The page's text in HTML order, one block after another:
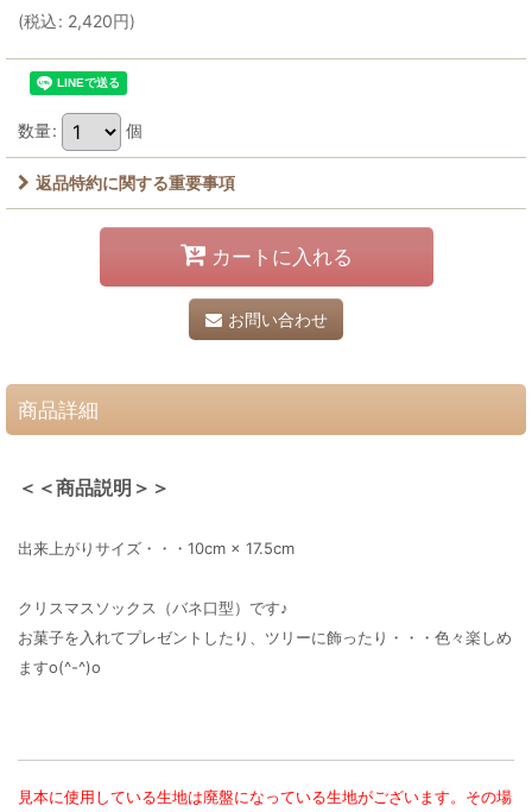
(税込: 2,420円)
数量: 個
返品特約に関する重要事項
カートに入れる
お問い合わせ
商品詳細
＜＜商品説明＞＞
出来上がりサイズ・・・10cm × 17.5cm
クリスマスソックス（バネ口型）です♪
お菓子を入れてプレゼントしたり、ツリーに飾ったり・・・色々楽しめ
ますo(^-^)o
見本に使用している生地は廃盤になっている生地がございます。その場